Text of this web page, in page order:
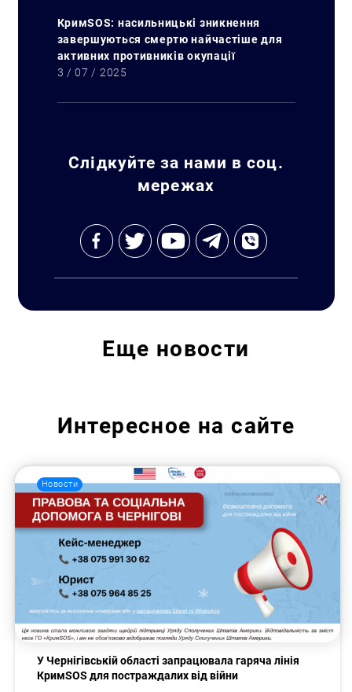
Искать:
КримSOS: насильницькі зникнення
завершуються смертю найчастіше для
активних противників окупації
3 / 07 / 2025
Слідкуйте за нами в соц.
мережах
Еще новости
Интересное на сайте
Новости
У Чернігівській області запрацювала гаряча лінія
КримSOS для постраждалих від війни